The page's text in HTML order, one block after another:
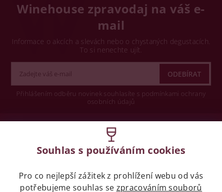
Winehouse zpravodaj na váš e-
mail
Informace o akcích a slevách nebo o chystaných degustacích.
To si nenechte ujít.
Přihlášením odběru novinek souhlasíte s podmínkami ochrany
osobních údajů
Legislativa
Zákaz prodeje alkoholických nápojů osobám
mladších 18 let.
Souhlas s používáním cookies
Pro co nejlepší zážitek z prohlížení webu od vás
potřebujeme souhlas se zpracováním souborů